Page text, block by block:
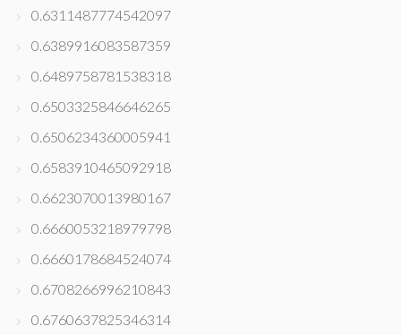
0.6311487774542097
0.6389916083587359
0.6489758781538318
0.6503325846646265
0.6506234360005941
0.6583910465092918
0.6623070013980167
0.6660053218979798
0.6660178684524074
0.6708266996210843
0.6760637825346314